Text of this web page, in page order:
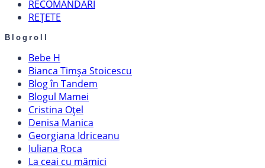
RECOMANDĂRI
REȚETE
Blogroll
Bebe H
Bianca Timșa Stoicescu
Blog în Tandem
Blogul Mamei
Cristina Oțel
Denisa Manica
Georgiana Idriceanu
Iuliana Roca
La ceai cu mămici